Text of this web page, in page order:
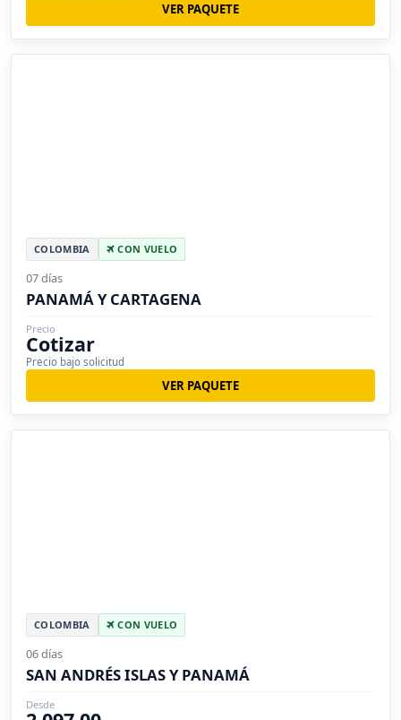
VER PAQUETE
COLOMBIA CON VUELO
07 días
PANAMÁ Y CARTAGENA
Precio
Cotizar
Precio bajo solicitud
VER PAQUETE
COLOMBIA CON VUELO
06 días
SAN ANDRÉS ISLAS Y PANAMÁ
Desde